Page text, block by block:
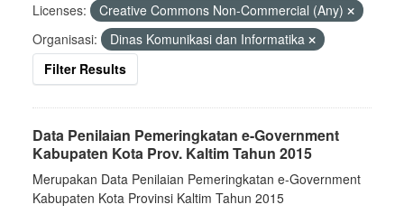
Licenses:
Creative Commons Non-Commercial (Any)
Organisasi:
Dinas Komunikasi dan Informatika
Filter Results
Data Penilaian Pemeringkatan e-Government
Kabupaten Kota Prov. Kaltim Tahun 2015
Merupakan Data Penilaian Pemeringkatan e-Government
Kabupaten Kota Provinsi Kaltim Tahun 2015